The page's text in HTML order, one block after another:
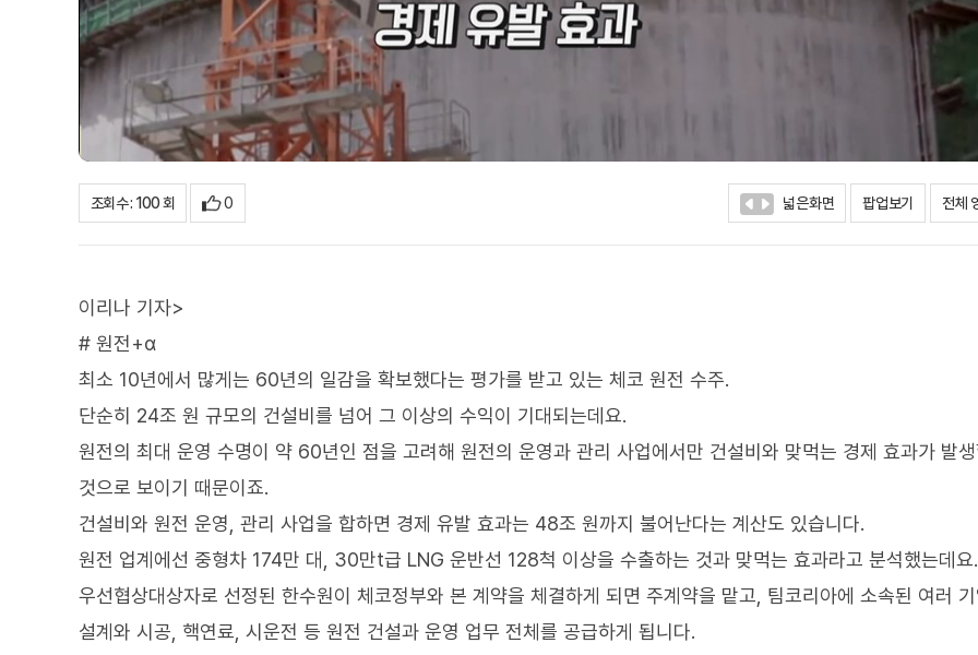
조회수 : 100 회 0 넓은화면 팝업보기 전체
이리나 기자>
# 원전+α
최소 10년에서 많게는 60년의 일감을 확보했다는 평가를 받고 있는 체코 원전 수주.
단순히 24조 원 규모의 건설비를 넘어 그 이상의 수익이 기대되는데요.
원전의 최대 운영 수명이 약 60년인 점을 고려해 원전의 운영과 관리 사업에서만 건설비와 맞먹는 경제 효과가 발
것으로 보이기 때문이죠.
건설비와 원전 운영, 관리 사업을 합하면 경제 유발 효과는 48조 원까지 불어난다는 계산도 있습니다.
원전 업계에선 중형차 174만 대, 30만t급 LNG 운반선 128척 이상을 수출하는 것과 맞먹는 효과라고 분석했는데요.
우선협상대상자로 선정된 한수원이 체코정부와 본 계약을 체결하게 되면 주계약을 맡고, 팀코리아에 소속된 여러 기
설계와 시공, 핵연료, 시운전 등 원전 건설과 운영 업무 전체를 공급하게 됩니다.